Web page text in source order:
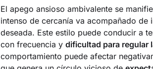
El apego ansioso ambivalente se
intenso de cercanía va acompañado
deseada. Este estilo puede conducir a
con frecuencia ydificultad para regular
comportamiento puede afectar